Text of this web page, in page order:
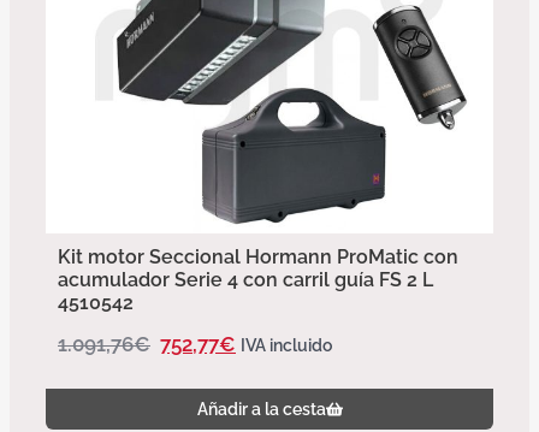
Kit motor Seccional Hormann ProMatic con
acumulador Serie 4 con carril guía FS 2 L
4510542
1.091,76€ 752,77€ IVA incluido
Añadir a la cesta